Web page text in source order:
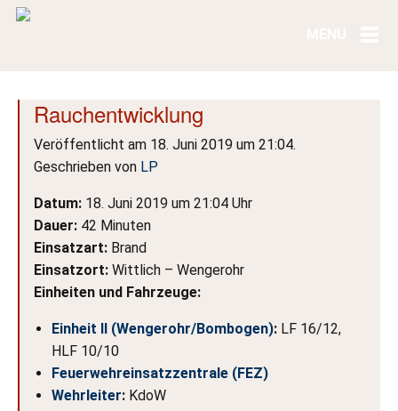
Rauchentwicklung
Veröffentlicht am 18. Juni 2019 um 21:04.
Geschrieben von LP
Datum: 18. Juni 2019 um 21:04 Uhr
Dauer: 42 Minuten
Einsatzart: Brand
Einsatzort: Wittlich – Wengerohr
Einheiten und Fahrzeuge:
Einheit II (Wengerohr/Bombogen): LF 16/12,
HLF 10/10
Feuerwehreinsatzzentrale (FEZ)
Wehrleiter: KdoW